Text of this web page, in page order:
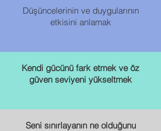
Düşüncelerinin ve duygularının
etkisini anlamak
Kendi gücünü fark etmek ve öz
güven seviyeni yükseltmek
Seni sınırlayanın ne olduğunu